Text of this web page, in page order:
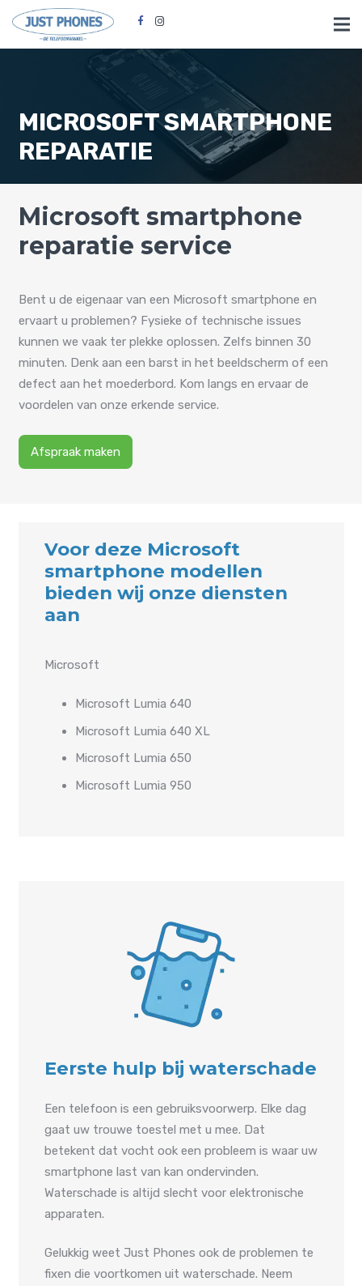
MICROSOFT SMARTPHONE
REPARATIE
Microsoft smartphone
reparatie service
Bent u de eigenaar van een Microsoft smartphone en
ervaart u problemen? Fysieke of technische issues
kunnen we vaak ter plekke oplossen. Zelfs binnen 30
minuten. Denk aan een barst in het beeldscherm of een
defect aan het moederbord. Kom langs en ervaar de
voordelen van onze erkende service.
Afspraak maken
Voor deze Microsoft
smartphone modellen
bieden wij onze diensten
aan
Microsoft
Microsoft Lumia 640
Microsoft Lumia 640 XL
Microsoft Lumia 650
Microsoft Lumia 950
Eerste hulp bij waterschade
Een telefoon is een gebruiksvoorwerp. Elke dag
gaat uw trouwe toestel met u mee. Dat
betekent dat vocht ook een probleem is waar uw
smartphone last van kan ondervinden.
Waterschade is altijd slecht voor elektronische
apparaten.
Gelukkig weet Just Phones ook de problemen te
fixen die voortkomen uit waterschade. Neem